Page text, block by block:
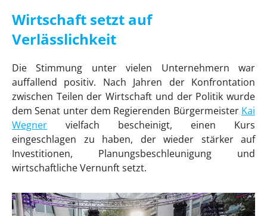
Wirtschaft setzt auf
Verlässlichkeit
Die Stimmung unter vielen Unternehmern war
auffallend positiv. Nach Jahren der Konfrontation
zwischen Teilen der Wirtschaft und der Politik wurde
dem Senat unter dem Regierenden Bürgermeister Kai
Wegner vielfach bescheinigt, einen Kurs
eingeschlagen zu haben, der wieder stärker auf
Investitionen, Planungsbeschleunigung und
wirtschaftliche Vernunft setzt.